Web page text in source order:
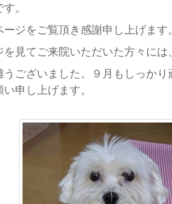
。
ジをご覧頂き感謝申し上げます
見てご来院いただいた方々には
うございました。９月もしっかり
申し上げます。